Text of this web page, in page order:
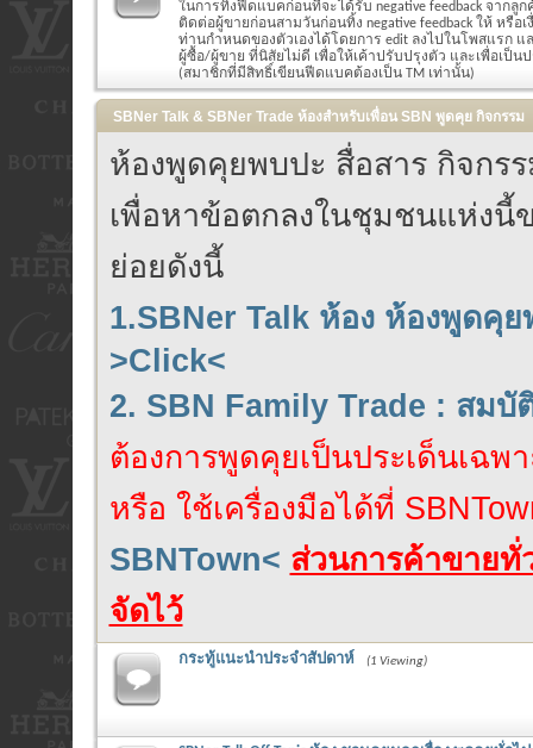
ในการทิ้งฟีดแบคก่อนที่จะได้รับ negative feedback จากลู
ติดต่อผู้ขายก่อนสามวันก่อนทิ้ง negative feedback ให้ หรือ
ท่านกำหนดของตัวเองได้โดยการ edit ลงไปในโพสแรก
ผู้ซื้อ/ผู้ขาย ที่นิสัยไม่ดี เพื่อให้เค้าปรับปรุงตัว และเพื่อเป็
(สมาชิกที่มีสิทธิ์เขียนฟีดแบคต้องเป็น TM เท่านั้น)
SBNer Talk & SBNer Trade ห้องสำหรับเพื่อน SBN พูดคุย กิจกรรม
ห้องพูดคุยพบปะ สื่อสาร กิจกร
เพื่อหาข้อตกลงในชุมชนแห่งนี้
ย่อยดังนี้
1.SBNer Talk ห้อง ห้องพูดคุ
>Click<
2. SBN Family Trade : สม
ต้องการพูดคุยเป็นประเด็นเฉ
หรือ ใช้เครื่องมือได้ที่
SBNTown< ส่วนการค้าขายทั่
จัดไว้
กระทู้แนะนำประจำสัปดาห์ (1 Viewing)